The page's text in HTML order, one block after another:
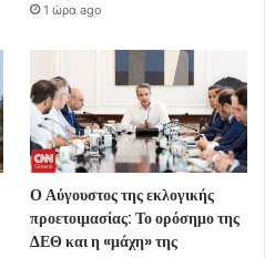
1 ώρα ago
Ο Αύγουστος της εκλογικής
προετοιμασίας: Το ορόσημο της
ΔΕΘ και η «μάχη» της